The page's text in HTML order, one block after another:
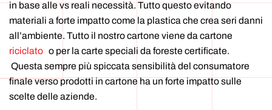
in base alle vs reali necessità. Tutto questo evitando
materiali a forte impatto come la plastica che crea seri danni
all’ambiente. Tutto il nostro cartone viene da cartone
riciclato o per la carte speciali da foreste certificate.
Questa sempre più spiccata sensibilità del consumatore
finale verso prodotti in cartone ha un forte impatto sulle
scelte delle aziende.